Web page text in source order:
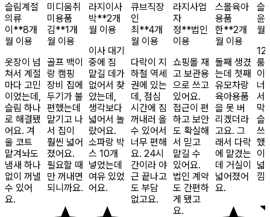
슬림계절
의류
이**8개
월 이용
옷장이 넘
쳐서 계절
마다 고민
이었는데,
슬림 하나
로 해결됐
어요. 겨
울 코트
맡겨놔도
냄새 하나
없이 꺼낼
수 있어
요.
미디움취
미용품
김**1개
월 이용
골프 백이
랑 캠핑
장비 집에
두기가 불
편했는데
맡기고 나
서 집이
훨씬 넓어
졌어요.
필요할 때
만 꺼내면
되니까요.
라지이사
박**2개
월 이용
이사 대기
중에 짐
맡길 데가
없어서 찾
았는데,
생각보다
넓어서 놀
랐어요.
소파랑 박
스 10개
넣었는데
여유 있었
어요.
큐브직장
인
최**4개
월 이용
다락이 지
하철 역세
권에 있는
데, 점심
시간에 짐
꺼내러 올
수 있어서
너무 편해
요. 24시
간이라 야
근 끝나고
도 부담
없고요.
라지사업
자
정**법인
이용
쇼핑몰 재
고 보관용
으로 쓰고
있어요.
접근이 편
하고 보안
도 확실해
서 믿고
맡길 수
있어요.
법인 계약
도 간편하
게 됐고
요.
스몰육아
용품
한**2개
월 이용
둘째 생겼
는데 첫째
유모차랑
육아용품
을 못 버
리겠더라
고요. 그
래서 다락
에 맡겼는
데 거실이
넓어졌어
요.
슬
윤
월
12
룸
이
너
서
막
슬
쓰
했
이
넓
낌